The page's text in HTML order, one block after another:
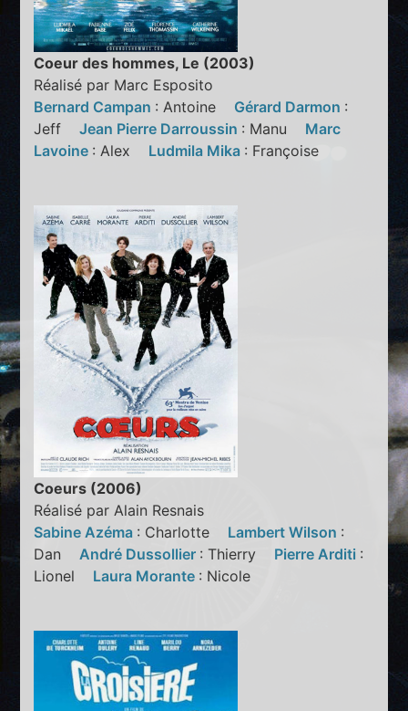
Coeur des hommes, Le (2003)
Réalisé par Marc Esposito
Bernard Campan : Antoine Gérard Darmon :
JeffJean Pierre Darroussin : Manu Marc
Lavoine : Alex Ludmila Mika : Françoise
Coeurs (2006)
Réalisé par Alain Resnais
Sabine Azéma : Charlotte Lambert Wilson :
DanAndré Dussollier : Thierry Pierre Arditi :
Lionel Laura Morante : Nicole